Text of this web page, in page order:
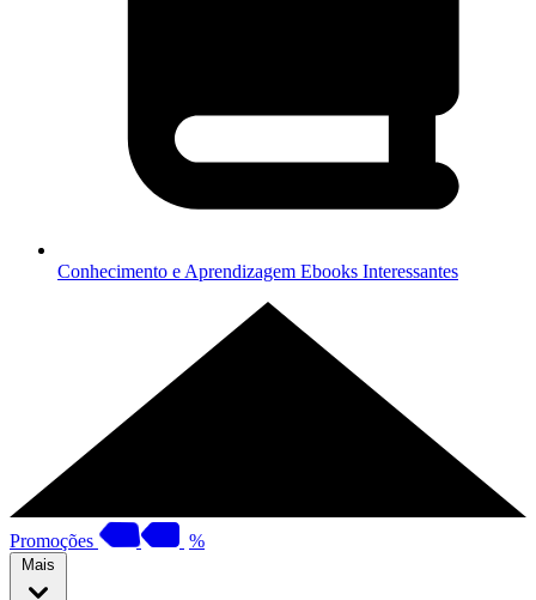
Conhecimento e Aprendizagem Ebooks Interessantes
Promoções %
Mais